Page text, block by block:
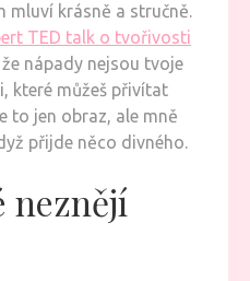
mluví krásně a stručně.
TED talk o tvořivosti
nápady nejsou tvoje
které můžeš přivítat
to jen obraz, ale mně
přijde něco divného.
neznějí